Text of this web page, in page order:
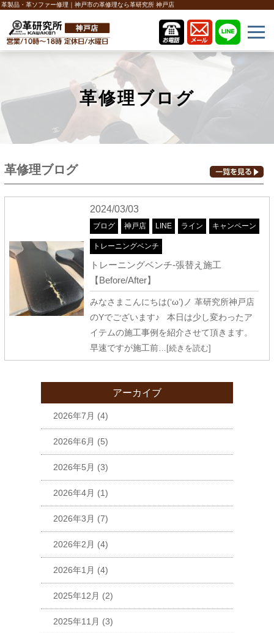
革製品・革ソファー修理｜神戸市の革修理なら革研究所 神戸店
革修理ブログ
革修理ブログ
2024/03/03
ブログ 神戸店 LINE ライン キャンペーン
トレーニングベンチ
トレーニングベンチ-張替え施工
【Before/After】
みなさまこんにちは(‘ω’)ノ 革研究所神戸店
のYでございます♪ 本日は少し変わったア
イテムの施工事例を紹介させて頂きます。
早速ですが施工前…[続きを読む]
アーカイブ
2026年7月 (4)
2026年6月 (5)
2026年5月 (3)
2026年4月 (1)
2026年3月 (7)
2026年2月 (4)
2026年1月 (4)
2025年12月 (2)
2025年11月 (3)